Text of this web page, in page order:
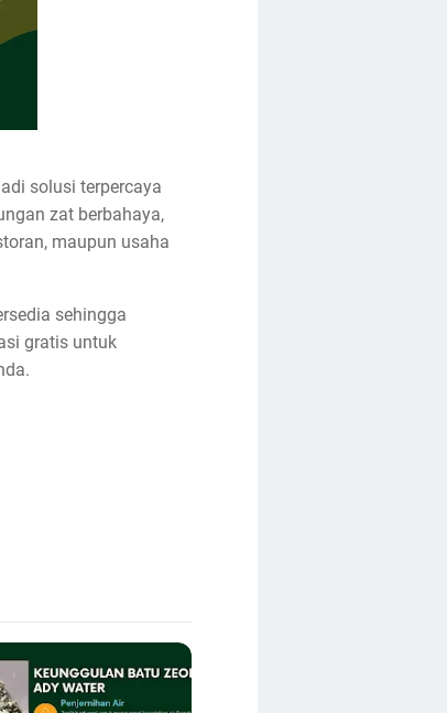
solusi terpercaya
zat berbahaya,
maupun usaha
sehingga
gratis untuk